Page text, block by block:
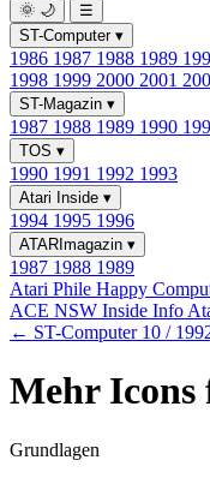
🌞 🌙
☰
ST-Computer ▾
1986 1987 1988 1989
1998 1999 2000 2001
ST-Magazin ▾
1987 1988 1989 1990
TOS ▾
1990 1991 1992 1993
Atari Inside ▾
1994 1995 1996
ATARImagazin ▾
1987 1988 1989
Atari Phile Happy
ACE NSW Inside Info
← ST-Computer 10 /
Mehr Icons
Grundlagen